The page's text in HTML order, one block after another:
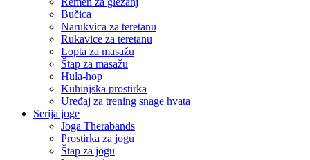
Bučica
Narukvica za teretanu
Rukavice za teretanu
Lopta za masažu
Štap za masažu
Hula-hop
Kuhinjska prostirka
Uređaj za trening snage hvata
Serija joge
Joga Therabands
Prostirka za jogu
Štap za jogu